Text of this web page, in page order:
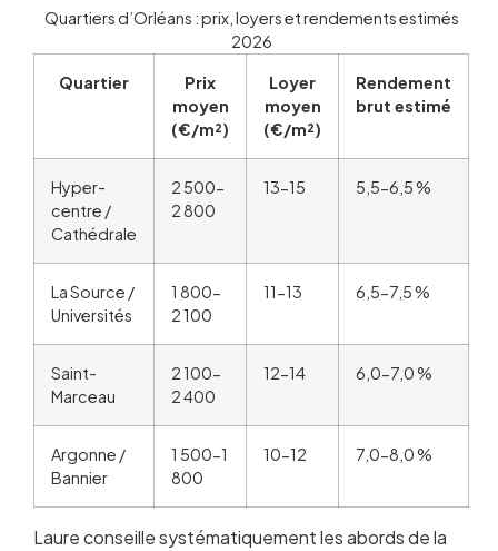
Quartiers d’Orléans : prix, loyers et rendements estimés
2026
Quartier
Prix
moyen
(€/m²)
Loyer
moyen
(€/m²)
Rendement
brut estimé
Hyper-
centre /
Cathédrale
2 500-
2 800
13-15 5,5-6,5 %
La Source /
Universités
1 800-
2 100
11-13 6,5-7,5 %
Saint-
Marceau
2 100-
2 400
12-14 6,0-7,0 %
Argonne /
Bannier
1 500-1
800
10-12 7,0-8,0 %
Laure conseille systématiquement les abords de la